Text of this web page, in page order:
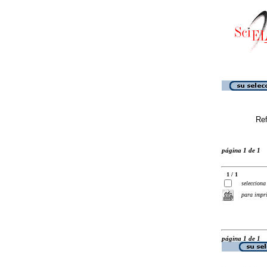
página 1 de 1
1 / 1
selecciona
para
página 1 de 1